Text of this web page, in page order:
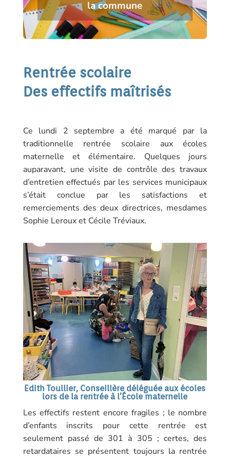
la commune
Rentrée scolaire
Des effectifs maîtrisés
Ce lundi 2 septembre a été marqué par la
traditionnelle rentrée scolaire aux écoles
maternelle et élémentaire. Quelques jours
auparavant, une visite de contrôle des travaux
d’entretien effectués par les services municipaux
s’était conclue par les satisfactions et
remerciements des deux directrices, mesdames
Sophie Leroux et Cécile Tréviaux.
Edith Toullier, Conseillère déléguée aux écoles
lors de la rentrée à l’École maternelle
Les effectifs restent encore fragiles ; le nombre
d’enfants inscrits pour cette rentrée est
seulement passé de 301 à 305 ; certes, des
retardataires se présentent toujours la rentrée